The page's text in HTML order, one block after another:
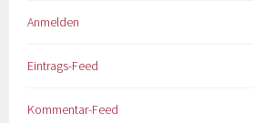
Anmelden
Eintrags-Feed
Kommentar-Feed